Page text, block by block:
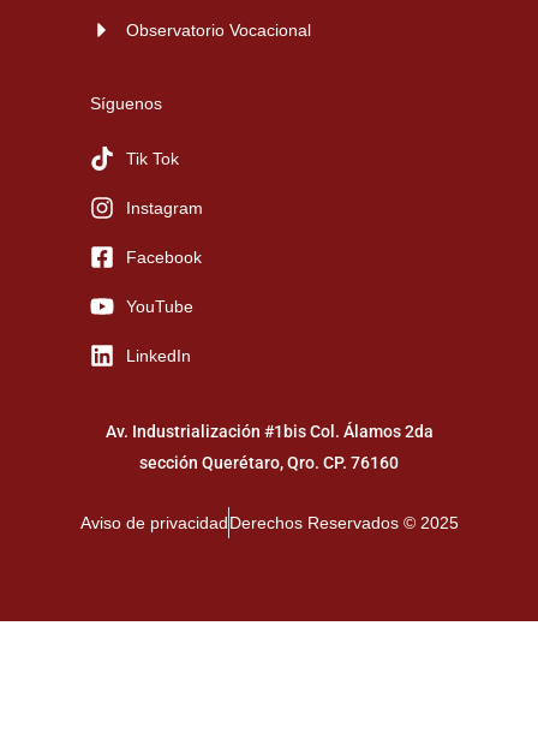
Observatorio Vocacional
Síguenos
Tik Tok
Instagram
Facebook
YouTube
LinkedIn
Av. Industrialización #1bis Col. Álamos 2da
sección Querétaro, Qro. CP. 76160
Aviso de privacidadDerechos Reservados © 2025